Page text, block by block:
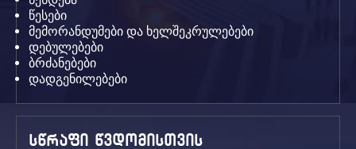
წესები
მემორანდუმები და ხელშეკრულებები
დებულებები
ბრძანებები
დადგენილებები
სწრაფი წვდომისთვის